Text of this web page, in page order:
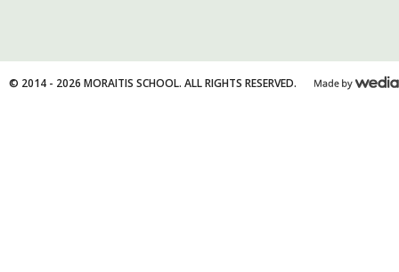
© 2014 - 2026 MORAITIS SCHOOL. ALL RIGHTS RESERVED.